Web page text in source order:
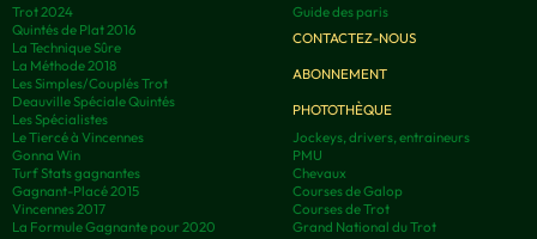
Trot 2024
Quintés de Plat 2016
La Technique Sûre
La Méthode 2018
Les Simples/Couplés Trot
Deauville Spéciale Quintés
Les Spécialistes
Le Tiercé à Vincennes
Gonna Win
Turf Stats gagnantes
Gagnant-Placé 2015
Vincennes 2017
La Formule Gagnante pour 2020
Guide des paris
CONTACTEZ-NOUS
ABONNEMENT
PHOTOTHÈQUE
Jockeys, drivers, entraineurs
PMU
Chevaux
Courses de Galop
Courses de Trot
Grand National du Trot